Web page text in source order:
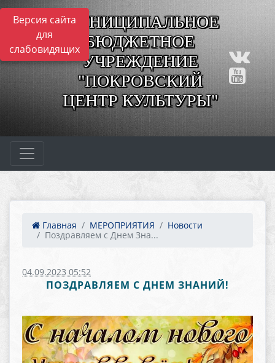
Версия сайта
для
слабовидящих
МУНИЦИПАЛЬНОЕ
БЮДЖЕТНОЕ
УЧРЕЖДЕНИЕ
"ПОКРОВСКИЙ
ЦЕНТР КУЛЬТУРЫ"
Главная МЕРОПРИЯТИЯ
Новости
Поздравляем с Днем Зна...
04.09.2023 05:52
ПОЗДРАВЛЯЕМ С ДНЕМ ЗНАНИЙ!